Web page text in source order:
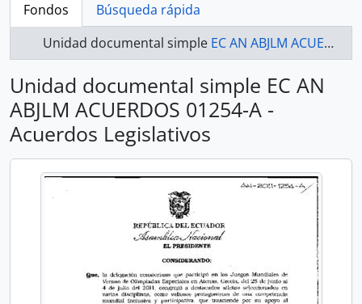
Fondos
Búsqueda rápida
Unidad documental simple EC AN ABJLM ACUERDOS 01254-A - Acuerdos Legislativos
Unidad documental simple EC AN
ABJLM ACUERDOS 01254-A -
Acuerdos Legislativos